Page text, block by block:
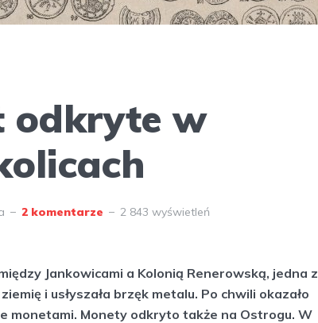
odkryte w
2 komentarze 2 843 wyświetleń
Jankowicami a Kolonią Renerowską, jedna z
i usłyszała brzęk metalu. Po chwili okazało
monetami. Monety odkryto także na Ostrogu. W